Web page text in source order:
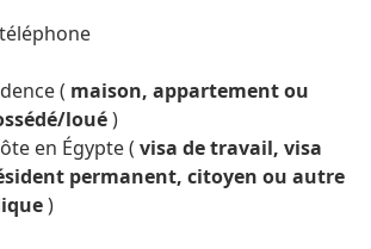
( maison, appartement ou
loué)
en Égypte ( visa de travail, visa
permanent, citoyen ou autre
)